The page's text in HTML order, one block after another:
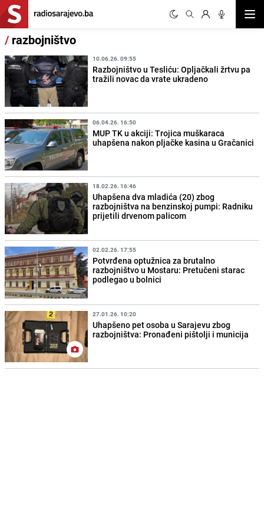
/ razbojništvo
10.06.26. 09:55
Razbojništvo u Tesliću: Opljačkali žrtvu pa
tražili novac da vrate ukradeno
06.04.26. 16:50
MUP TK u akciji: Trojica muškaraca
uhapšena nakon pljačke kasina u Gračanici
18.02.26. 16:46
Uhapšena dva mladića (20) zbog
razbojništva na benzinskoj pumpi: Radniku
prijetili drvenom palicom
02.02.26. 17:55
Potvrđena optužnica za brutalno
razbojništvo u Mostaru: Pretučeni starac
podlegao u bolnici
27.01.26. 10:20
Uhapšeno pet osoba u Sarajevu zbog
razbojništva: Pronađeni pištolji i municija